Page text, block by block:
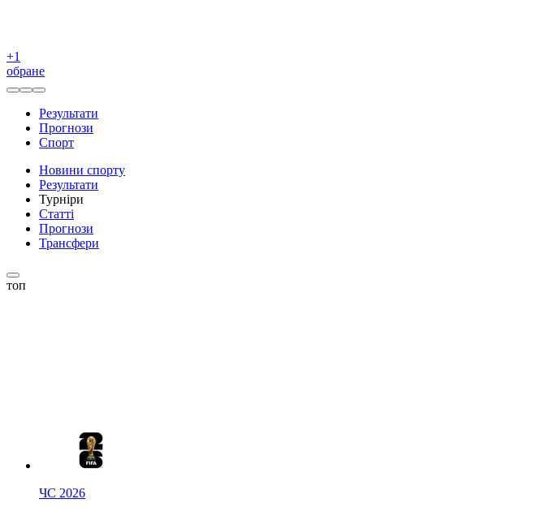
+1
обране
Результати
Прогнози
Спорт
Новини спорту
Результати
Турніри
Статті
Прогнози
Трансфери
топ
ЧС 2026